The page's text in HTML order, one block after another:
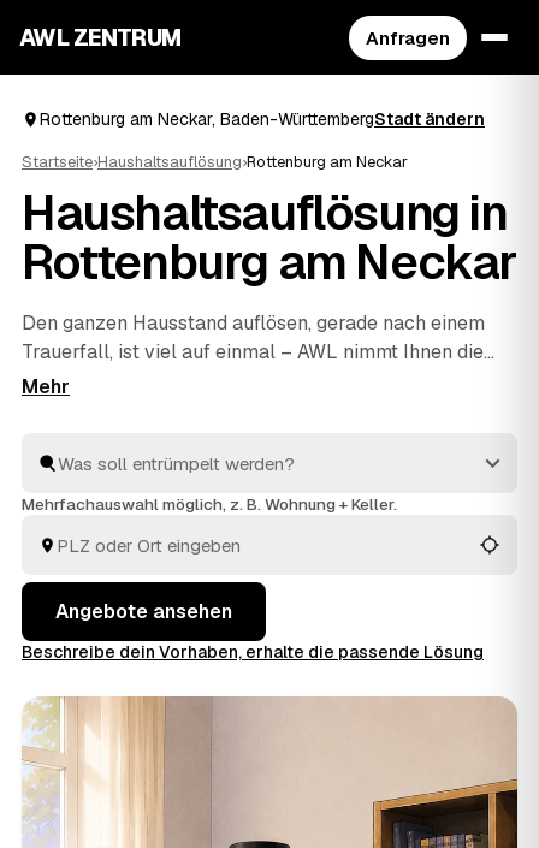
AWL ZENTRUM Anfragen
Rottenburg am Neckar, Baden-WürttembergStadt ändern
Startseite›Haushaltsauflösung›Rottenburg am Neckar
Haushaltsauflösung in
Rottenburg am Neckar
Den ganzen Hausstand auflösen, gerade nach einem
Trauerfall, ist viel auf einmal – AWL nimmt Ihnen die
Suche ab. Eine Anfrage genügt, und geprüfte Anbieter
zurück. Möbel, Keller, Dachboden oder kompletter
Nachlass werden einfühlsam geräumt und fachgerecht
Kosten. So behalten Sie den Überblick, ohne jedem
Betrieb einzeln hinterherzulaufen.
Mehrfachauswahl möglich, z. B. Wohnung + Keller.
Angebote ansehen
Beschreibe dein Vorhaben, erhalte die passende Lösung